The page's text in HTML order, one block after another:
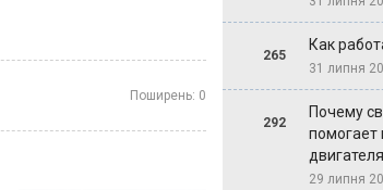
Поширень: 0
265
Как
31 липня
292
Почему
помогает
двигателя
29 липня